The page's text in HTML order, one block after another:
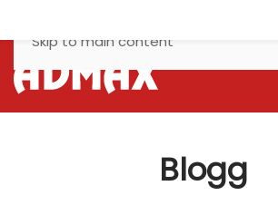
Skip to main content
Blogg